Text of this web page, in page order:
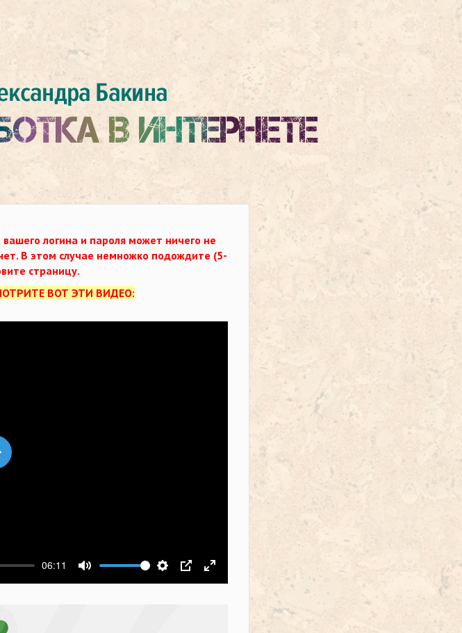
логина и пароля может ничего не
В этом случае немножко подождите (5-
страницу.
ВОТ ЭТИ ВИДЕО:
06:11
Выключить звукНастройки
PIP На весь экран